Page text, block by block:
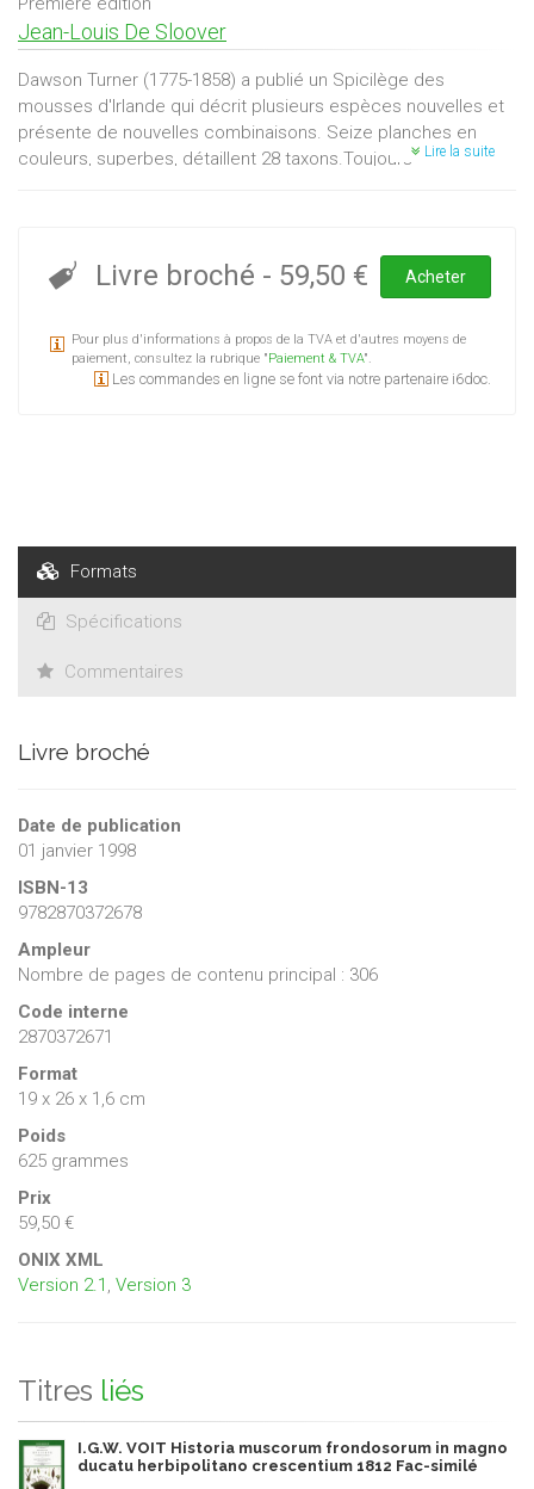
Jean-Louis De Sloover
Dawson Turner (1775-1858) a publié un Spicilège des
mousses d'Irlande qui décrit plusieurs espèces nouvelles et
présente de nouvelles combinaisons. Seize planches en
couleurs, superbes, détaillent 28 taxons.Toujours
Lire la suite
Livre broché - 59,50 € Acheter
Pour plus d'informations à propos de la TVA et d'autres moyens de
paiement, consultez la rubrique "Paiement & TVA".
Les commandes en ligne se font via notre partenaire i6doc.
Formats
Spécifications
Commentaires
Livre broché
Date de publication
01 janvier 1998
ISBN-13
9782870372678
Ampleur
Nombre de pages de contenu principal : 306
Code interne
2870372671
Format
19 x 26 x 1,6 cm
Poids
625 grammes
Prix
59,50 €
ONIX XML
Version 2.1 Version 3
Titres liés
I.G.W. VOIT Historia muscorum frondosorum in magno
ducatu herbipolitano crescentium 1812 Fac-similé